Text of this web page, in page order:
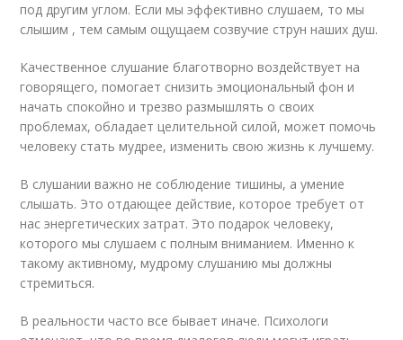
под другим углом. Если мы эффективно слушаем, то мы
слышим , тем самым ощущаем созвучие струн наших душ.
Качественное слушание благотворно воздействует на
говорящего, помогает снизить эмоциональный фон и
начать спокойно и трезво размышлять о своих
проблемах, обладает целительной силой, может помочь
человеку стать мудрее, изменить свою жизнь к лучшему.
В слушании важно не соблюдение тишины, а умение
слышать. Это отдающее действие, которое требует от
нас энергетических затрат. Это подарок человеку,
которого мы слушаем с полным вниманием. Именно к
такому активному, мудрому слушанию мы должны
стремиться.
В реальности часто все бывает иначе. Психологи